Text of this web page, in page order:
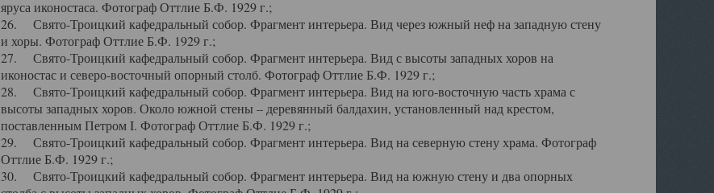
яруса иконостаса. Фотограф Оттлие Б.Ф. 1929 г.;
26. Свято-Троицкий кафедральный собор. Фрагмент интерьера. Вид через южный неф на западную стену
и хоры. Фотограф Оттлие Б.Ф. 1929 г.;
27. Свято-Троицкий кафедральный собор. Фрагмент интерьера. Вид с высоты западных хоров на
иконостас и северо-восточный опорный столб. Фотограф Оттлие Б.Ф. 1929 г.;
28. Свято-Троицкий кафедральный собор. Фрагмент интерьера. Вид на юго-восточную часть храма с
высоты западных хоров. Около южной стены – деревянный балдахин, установленный над крестом,
поставленным Петром I. Фотограф Оттлие Б.Ф. 1929 г.;
29. Свято-Троицкий кафедральный собор. Фрагмент интерьера. Вид на северную стену храма. Фотограф
Оттлие Б.Ф. 1929 г.;
30. Свято-Троицкий кафедральный собор. Фрагмент интерьера. Вид на южную стену и два опорных